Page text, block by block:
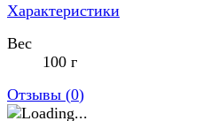
Характеристики
Вес
100 г
Отзывы (0)